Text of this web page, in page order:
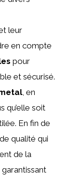
leur
en compte
pour
et sécurisé.
, en
qu’elle soit
En fin de
qualité qui
de la